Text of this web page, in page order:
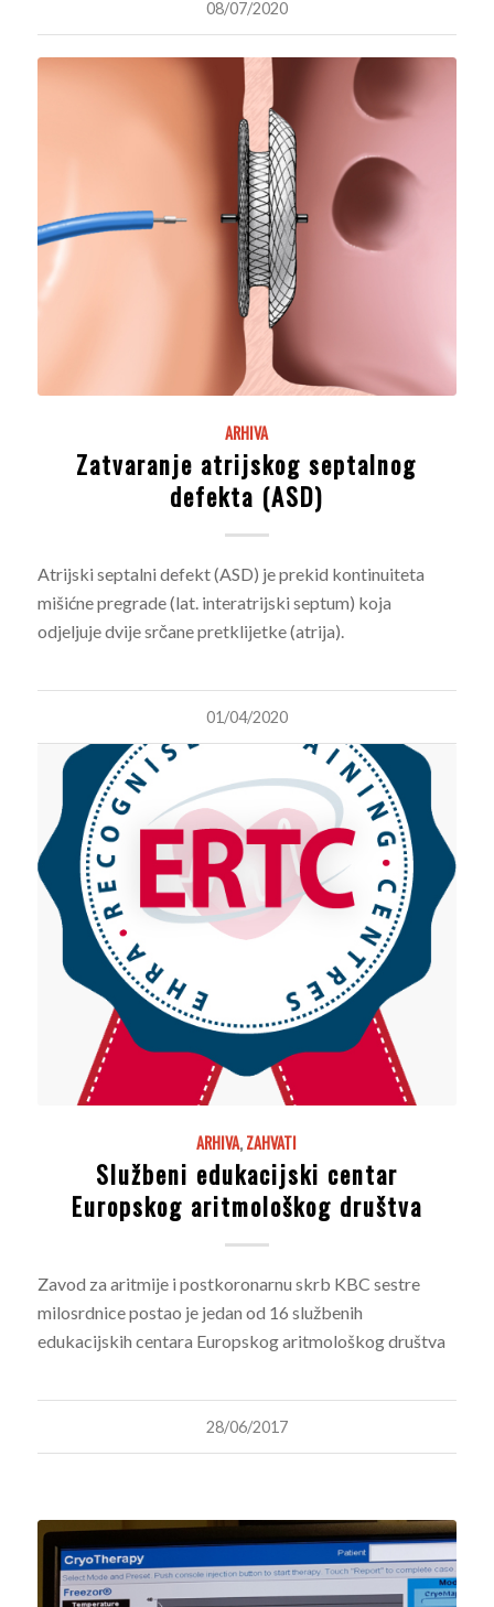
08/07/2020
ARHIVA
Zatvaranje atrijskog septalnog
defekta (ASD)
Atrijski septalni defekt (ASD) je prekid kontinuiteta
mišićne pregrade (lat. interatrijski septum) koja
odjeljuje dvije srčane pretklijetke (atrija).
01/04/2020
ARHIVA,ZAHVATI
Službeni edukacijski centar
Europskog aritmološkog društva
Zavod za aritmije i postkoronarnu skrb KBC sestre
milosrdnice postao je jedan od 16 službenih
edukacijskih centara Europskog aritmološkog društva
28/06/2017